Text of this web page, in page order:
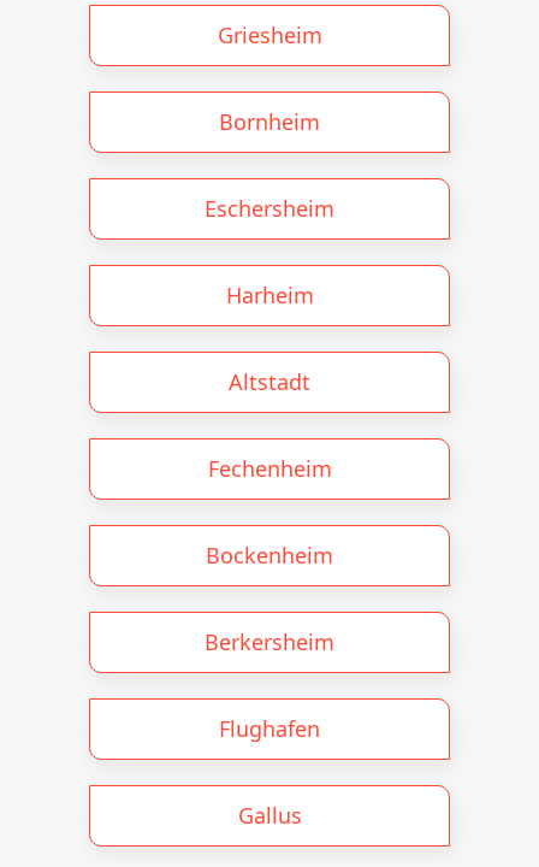
Griesheim
Bornheim
Eschersheim
Harheim
Altstadt
Fechenheim
Bockenheim
Berkersheim
Flughafen
Gallus